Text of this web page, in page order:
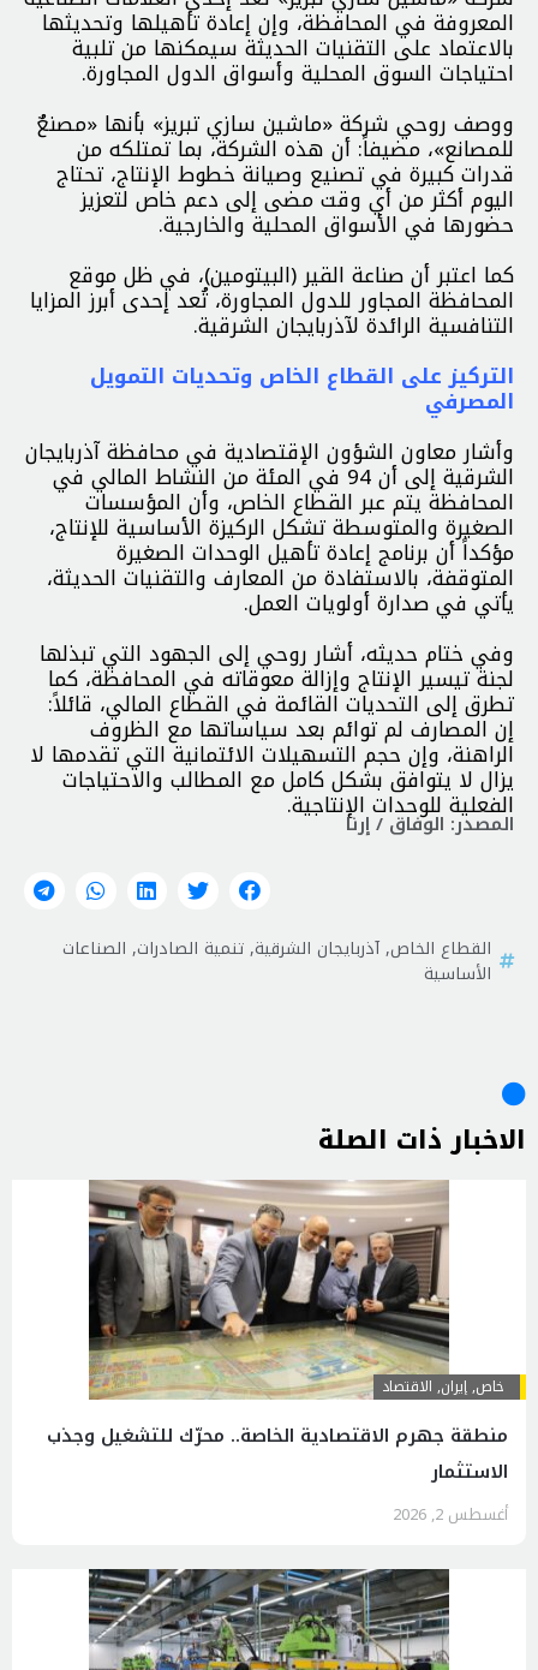
المعروفة في المحافظة، وإن إعادة تأهيلها وتحديثها
بالاعتماد على التقنيات الحديثة سيمكنها من تلبية
احتياجات السوق المحلية وأسواق الدول المجاورة.
ووصف روحي شركة «ماشين سازي تبريز» بأنها «مصنعٌ
للمصانع»، مضيفاً: أن هذه الشركة، بما تمتلكه من
قدرات كبيرة في تصنيع وصيانة خطوط الإنتاج، تحتاج
اليوم أكثر من أي وقت مضى إلى دعم خاص لتعزيز
حضورها في الأسواق المحلية والخارجية.
كما اعتبر أن صناعة القير (البيتومين)، في ظل موقع
المحافظة المجاور للدول المجاورة، تُعد إحدى أبرز المزايا
التنافسية الرائدة لآذربايجان الشرقية.
التركيز على القطاع الخاص وتحديات التمويل
المصرفي
وأشار معاون الشؤون الإقتصادية في محافظة آذربايجان
الشرقية إلى أن 94 في المئة من النشاط المالي في
المحافظة يتم عبر القطاع الخاص، وأن المؤسسات
الصغيرة والمتوسطة تشكل الركيزة الأساسية للإنتاج،
مؤكداً أن برنامج إعادة تأهيل الوحدات الصغيرة
المتوقفة، بالاستفادة من المعارف والتقنيات الحديثة،
يأتي في صدارة أولويات العمل.
وفي ختام حديثه، أشار روحي إلى الجهود التي تبذلها
لجنة تيسير الإنتاج وإزالة معوقاته في المحافظة، كما
تطرق إلى التحديات القائمة في القطاع المالي، قائلاً:
إن المصارف لم توائم بعد سياساتها مع الظروف
الراهنة، وإن حجم التسهيلات الائتمانية التي تقدمها لا
يزال لا يتوافق بشكل كامل مع المطالب والاحتياجات
الفعلية للوحدات الإنتاجية.
المصدر: الوفاق / إرنا
القطاع الخاص,آذربايجان الشرقية,تنمية الصادرات, الصناعات
الأساسية
الاخبار ذات الصلة
خاص,إيران, الاقتصاد
منطقة جهرم الاقتصادية الخاصة.. محرّك للتشغيل وجذب
الاستثمار
أغسطس 2, 2026